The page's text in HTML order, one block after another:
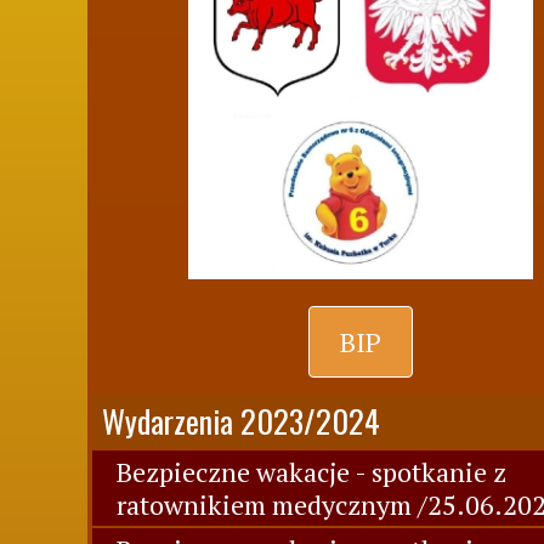
BIP
Wydarzenia 2023/2024
Bezpieczne wakacje - spotkanie z
ratownikiem medycznym /